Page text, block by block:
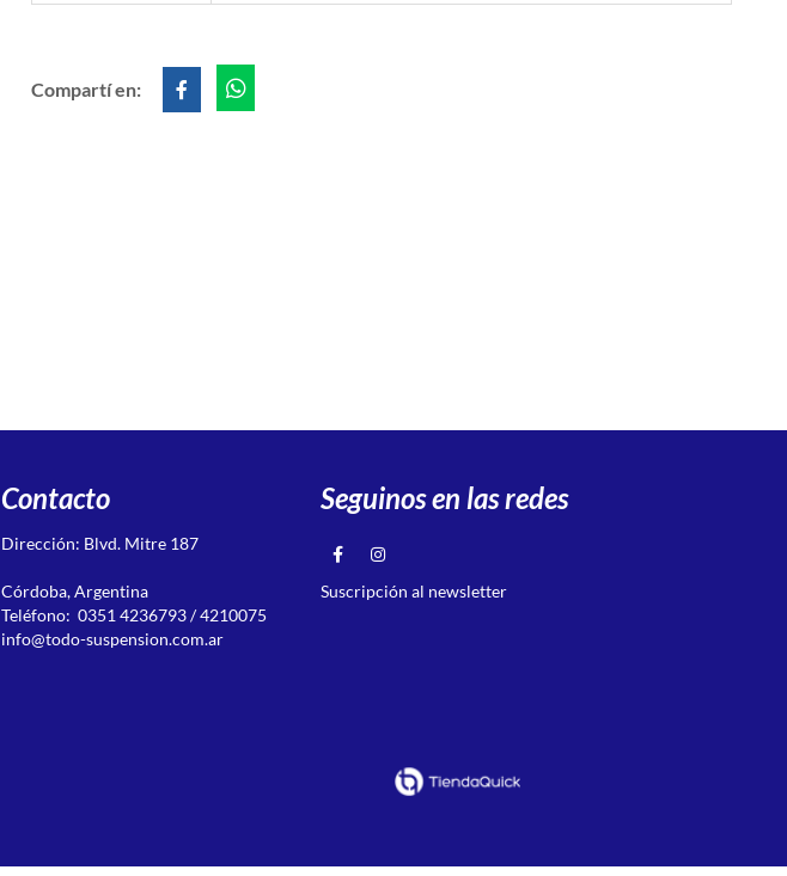
Compartí en:
Contacto
Dirección: Blvd. Mitre 187
Córdoba, Argentina
Teléfono: 0351 4236793 / 4210075
info@todo-suspension.com.ar
Seguinos en las redes
Suscripción al newsletter